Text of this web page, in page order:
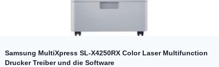
Samsung MultiXpress SL-X4250RX Color Laser Multifunction
Drucker Treiber und die Software